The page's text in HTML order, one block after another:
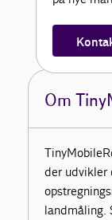
Om
der udvikler
landmåling.